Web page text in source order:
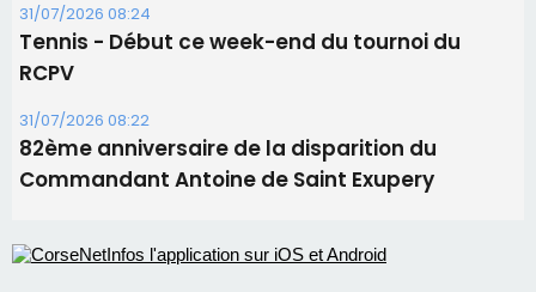
Les plus lus
Satine Nomary est la nouvelle Miss Corse 2026
d'un spectacle qui ne reviendra pas avant 2081
Bastia – Le festival Porto Latino évacué en urgence
avant le concert de Mosimann
consommation en recul dans les restaurants